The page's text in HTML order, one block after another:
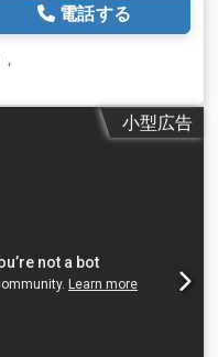
電話する
,
小型広告